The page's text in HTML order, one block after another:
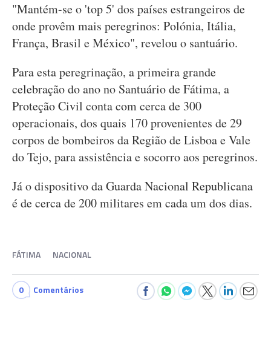
"Mantém-se o 'top 5' dos países estrangeiros de
onde provêm mais peregrinos: Polónia, Itália,
França, Brasil e México", revelou o santuário.
Para esta peregrinação, a primeira grande
celebração do ano no Santuário de Fátima, a
Proteção Civil conta com cerca de 300
operacionais, dos quais 170 provenientes de 29
corpos de bombeiros da Região de Lisboa e Vale
do Tejo, para assistência e socorro aos peregrinos.
Já o dispositivo da Guarda Nacional Republicana
é de cerca de 200 militares em cada um dos dias.
FÁTIMA NACIONAL
0 Comentários